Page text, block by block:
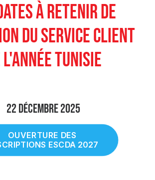
À RETENIR DE
DU SERVICE CLIENT
TUNISIE
22 décembre 2025
OUVERTURE DES
ESCDA 2027